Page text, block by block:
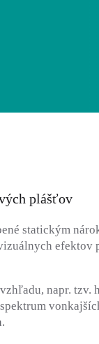
plášťov
statickým
efektov
napr. tzv.